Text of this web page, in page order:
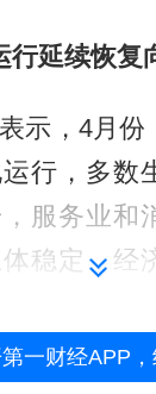
行延续恢复
示，4月份
行，多数
服务业和
稳定，经
经济学家
一财经APP